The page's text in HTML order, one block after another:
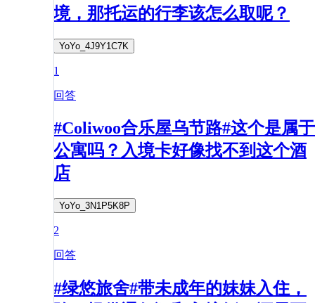
境，那托运的行李该怎么取呢？
YoYo_4J9Y1C7K
1
回答
#Coliwoo合乐屋乌节路#这个是属于
公寓吗？入境卡好像找不到这个酒
店
YoYo_3N1P5K8P
2
回答
#绿悠旅舍#带未成年的妹妹入住，